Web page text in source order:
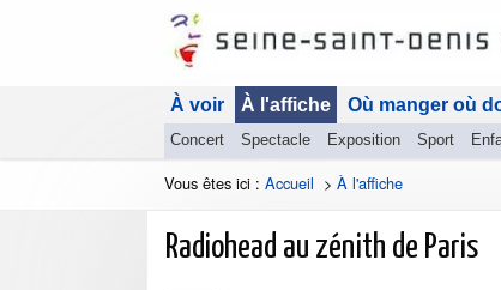
À voir À l'affiche
Concert Spectacle Exposition Sport
Où manger où
Vous êtes ici : Accueil > À l'affiche
Radiohead au zénith de Paris